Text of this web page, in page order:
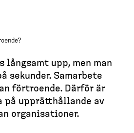
långsamt upp, men man
sekunder. Samarbete
förtroende. Därför är
på upprätt­hållande av
organi­sa­tioner.